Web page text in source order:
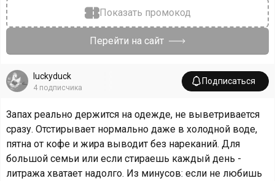
Показать промокод
Перейти на сайт
luckyduck
4 подписчика
Подписаться
Запах реально держится на одежде, не выветривается
сразу. Отстирывает нормально даже в холодной воде,
пятна от кофе и жира выводит без нареканий. Для
большой семьи или если стираешь каждый день -
литража хватает надолго. Из минусов: если не любишь